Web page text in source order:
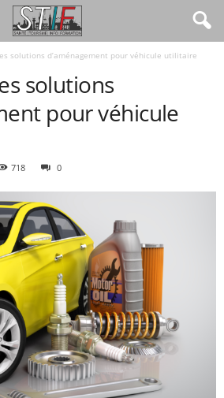
solutions d’aménagement pour véhicule utilitaire
solutions
pour véhicule
718 0